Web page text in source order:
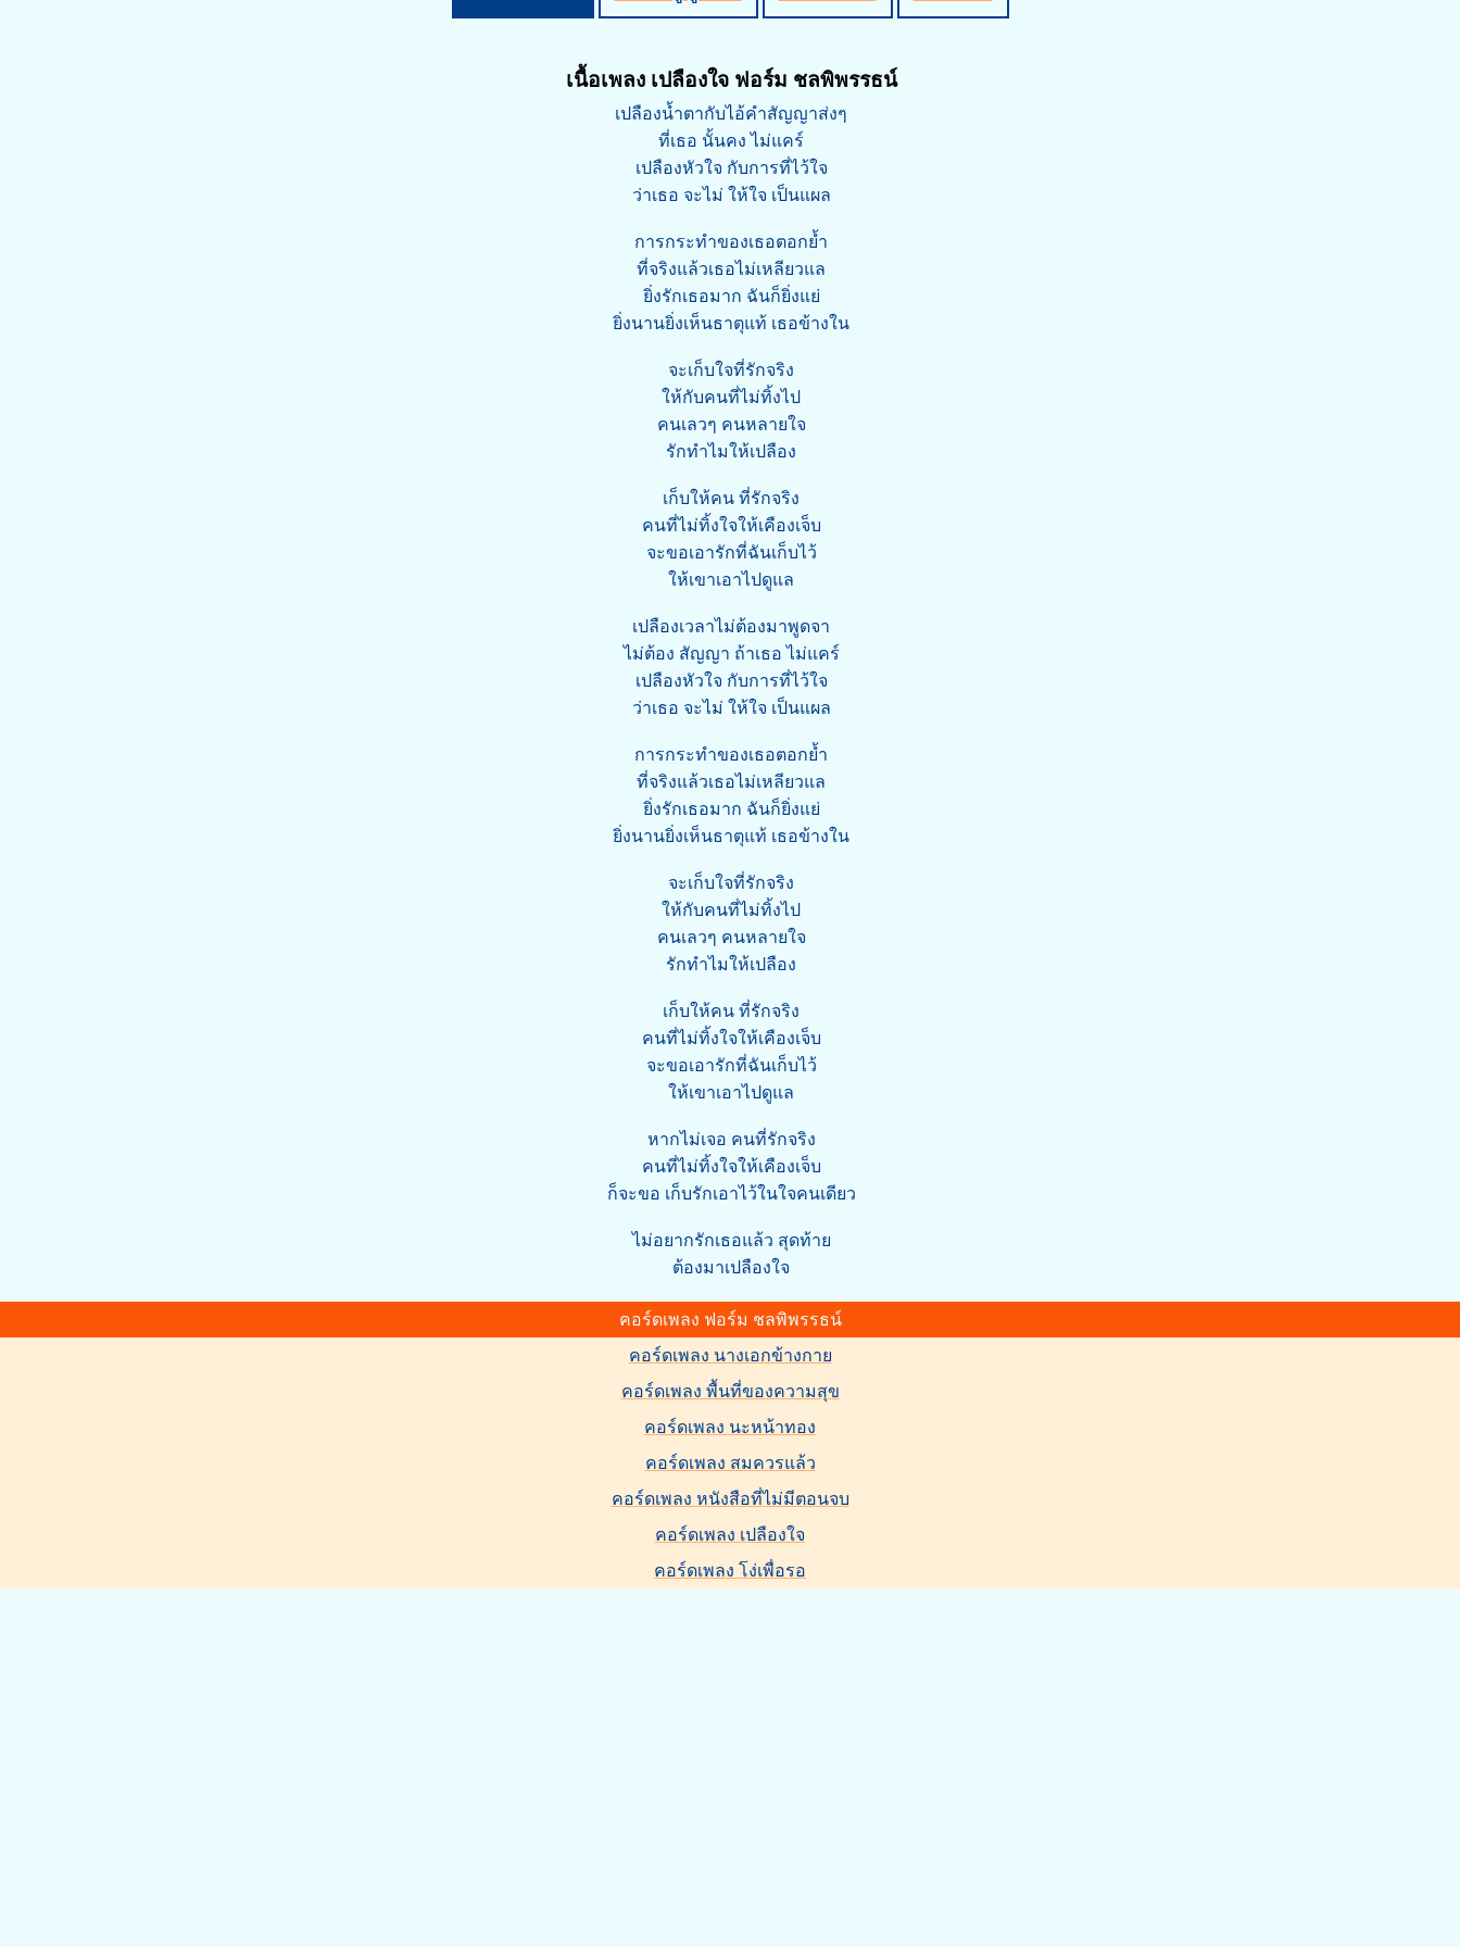
เนื้อเพลง เปลืองใจ ฟอร์ม ชลพิพรรธน์
เปลืองน้ำตากับไอ้คำสัญญาส่งๆ
ที่เธอ นั้นคง ไม่แคร์
เปลืองหัวใจ กับการที่ไว้ใจ
ว่าเธอ จะไม่ ให้ใจ เป็นแผล
การกระทำของเธอตอกย้ำ
ที่จริงแล้วเธอไม่เหลียวแล
ยิ่งรักเธอมาก ฉันก็ยิ่งแย่
ยิ่งนานยิ่งเห็นธาตุแท้ เธอข้างใน
จะเก็บใจที่รักจริง
ให้กับคนที่ไม่ทิ้งไป
คนเลวๆ คนหลายใจ
รักทำไมให้เปลือง
เก็บให้คน ที่รักจริง
คนที่ไม่ทิ้งใจให้เคืองเจ็บ
จะขอเอารักที่ฉันเก็บไว้
ให้เขาเอาไปดูแล
เปลืองเวลาไม่ต้องมาพูดจา
ไม่ต้อง สัญญา ถ้าเธอ ไม่แคร์
เปลืองหัวใจ กับการที่ไว้ใจ
ว่าเธอ จะไม่ ให้ใจ เป็นแผล
การกระทำของเธอตอกย้ำ
ที่จริงแล้วเธอไม่เหลียวแล
ยิ่งรักเธอมาก ฉันก็ยิ่งแย่
ยิ่งนานยิ่งเห็นธาตุแท้ เธอข้างใน
จะเก็บใจที่รักจริง
ให้กับคนที่ไม่ทิ้งไป
คนเลวๆ คนหลายใจ
รักทำไมให้เปลือง
เก็บให้คน ที่รักจริง
คนที่ไม่ทิ้งใจให้เคืองเจ็บ
จะขอเอารักที่ฉันเก็บไว้
ให้เขาเอาไปดูแล
หากไม่เจอ คนที่รักจริง
คนที่ไม่ทิ้งใจให้เคืองเจ็บ
ก็จะขอ เก็บรักเอาไว้ในใจคนเดียว
ไม่อยากรักเธอแล้ว สุดท้าย
ต้องมาเปลืองใจ
คอร์ดเพลง ฟอร์ม ชลพิพรรธน์
คอร์ดเพลง นางเอกข้างกาย
คอร์ดเพลง พื้นที่ของความสุข
คอร์ดเพลง นะหน้าทอง
คอร์ดเพลง สมควรแล้ว
คอร์ดเพลง หนังสือที่ไม่มีตอนจบ
คอร์ดเพลง เปลืองใจ
คอร์ดเพลง โง่เพื่อรอ